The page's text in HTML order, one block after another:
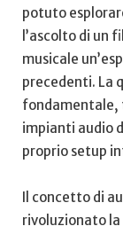
potuto
l’ascolto di un
musicale
precedenti. La
fondamentale,
impianti audio
proprio setup
Il ⁤concetto ​di
rivoluzionato